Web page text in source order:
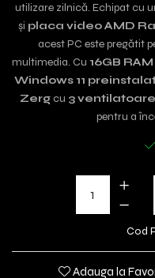
utilizare zilnică. Echipat cu
și placa video AMD
acest PC este pregătit
multimedia. Cu 16GB
Windows 11
Zerg cu 3
pentru a
Cod
Adauga la